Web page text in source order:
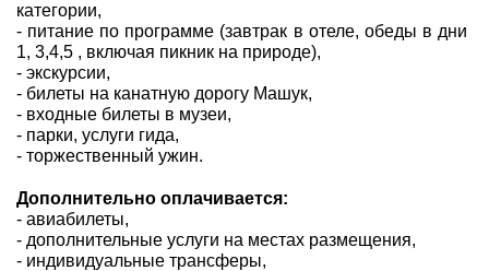
категории,
- питание по программе (завтрак в отеле, обеды в дни
1, 3,4,5 , включая пикник на природе),
- экскурсии,
- билеты на канатную дорогу Машук,
- входные билеты в музеи,
- парки, услуги гида,
- торжественный ужин.
Дополнительно оплачивается:
- авиабилеты,
- дополнительные услуги на местах размещения,
- индивидуальные трансферы,